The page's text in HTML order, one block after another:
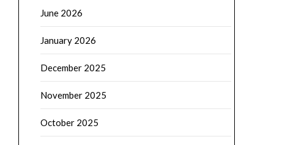
June 2026
January 2026
December 2025
November 2025
October 2025